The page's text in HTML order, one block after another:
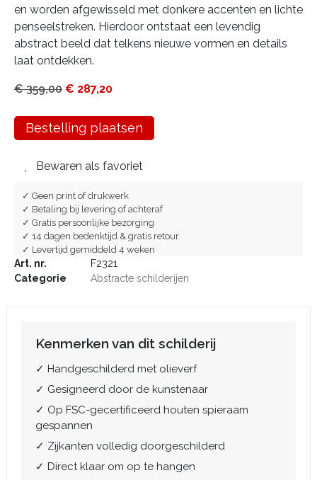
en worden afgewisseld met donkere accenten en lichte
penseelstreken. Hierdoor ontstaat een levendig
abstract beeld dat telkens nieuwe vormen en details
laat ontdekken.
€359,00 € 287,20
Bestelling plaatsen
Bewaren als favoriet
✓ Geen print of drukwerk
✓ Betaling bij levering of achteraf
✓ Gratis persoonlijke bezorging
✓ 14 dagen bedenktijd & gratis retour
✓ Levertijd gemiddeld 4 weken
Art. nr.
F2321
Categorie
Abstracte schilderijen
Kenmerken van dit schilderij
✓ Handgeschilderd met olieverf
✓ Gesigneerd door de kunstenaar
✓ Op FSC-gecertificeerd houten spieraam
gespannen
✓ Zijkanten volledig doorgeschilderd
✓ Direct klaar om op te hangen